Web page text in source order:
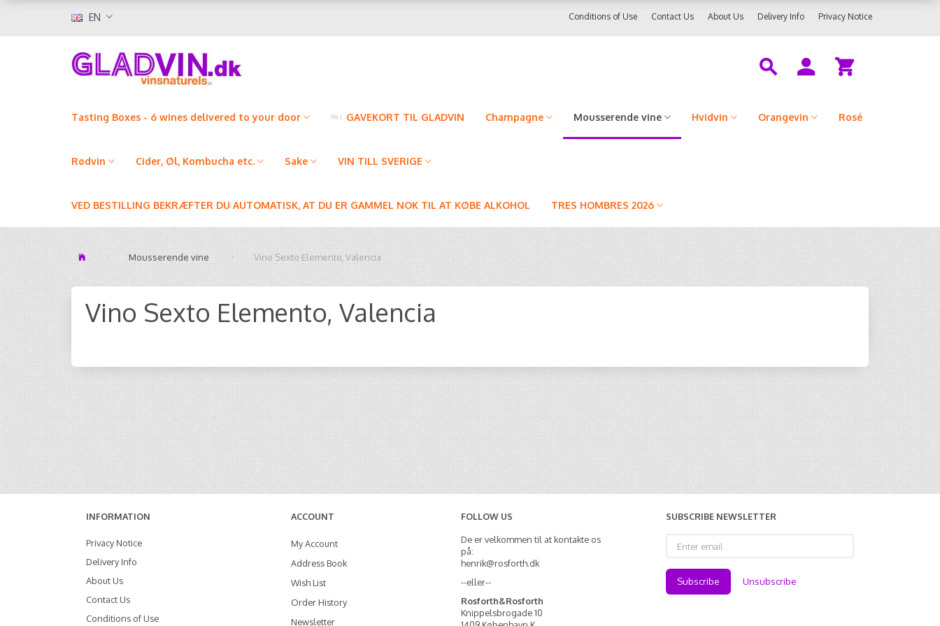
EN Privacy Notice
Delivery Info
About Us
Contact Us
Conditions of Use
Tasting Boxes - 6 wines delivered to your door GAVEKORT TIL GLADVIN Champagne Mousserende vine Hvidvin Orangevin Rosé
Rødvin Cider, Øl, Kombucha etc. Sake VIN TILL SVERIGE
VED BESTILLING BEKRÆFTER DU AUTOMATISK, AT DU ER GAMMEL NOK TIL AT KØBE ALKOHOL TRES HOMBRES 2026
Mousserende vine Vino Sexto Elemento, Valencia
Vino Sexto Elemento, Valencia
INFORMATION
Privacy Notice
Delivery Info
About Us
Contact Us
Conditions of Use
ACCOUNT
My Account
Address Book
Wish List
Order History
Newsletter
FOLLOW US
De er velkommen til at kontakte os
på:
henrik@rosforth.dk
--eller--
Rosforth&Rosforth
Knippelsbrogade 10
SUBSCRIBE NEWSLETTER
email
Subscribe Unsubscribe